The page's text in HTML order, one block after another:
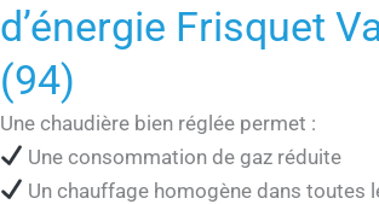
d’énergie Frisquet
(94)
Une chaudière bien réglée permet :
Une consommation de gaz réduite
Un chauffage homogène dans toutes